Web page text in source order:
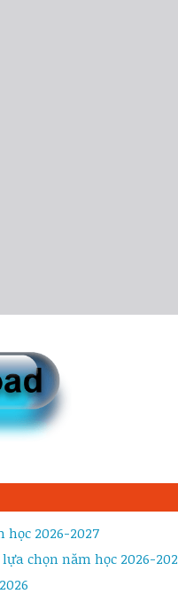
2026-2027
chọn năm học 2026-